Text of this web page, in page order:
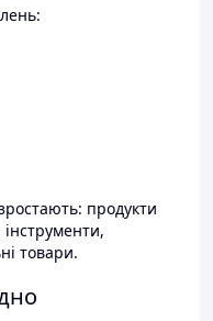
продукти
товари.